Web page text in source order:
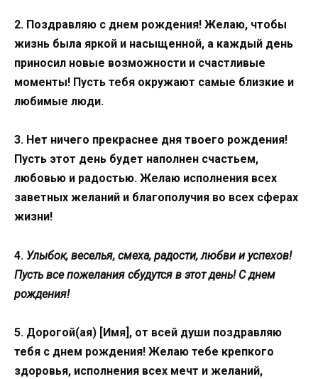
2. Поздравляю с днем рождения! Желаю, чтобы
жизнь была яркой и насыщенной, а каждый день
приносил новые возможности и счастливые
моменты! Пусть тебя окружают самые близкие и
любимые люди.
3. Нет ничего прекраснее дня твоего рождения!
Пусть этот день будет наполнен счастьем,
любовью и радостью. Желаю исполнения всех
заветных желаний и благополучия во всех сферах
жизни!
4. Улыбок, веселья, смеха, радости, любви и успехов!
Пусть все пожелания сбудутся в этот день! С днем
рождения!
5. Дорогой(ая) [Имя], от всей души поздравляю
тебя с днем рождения! Желаю тебе крепкого
здоровья, исполнения всех мечт и желаний,